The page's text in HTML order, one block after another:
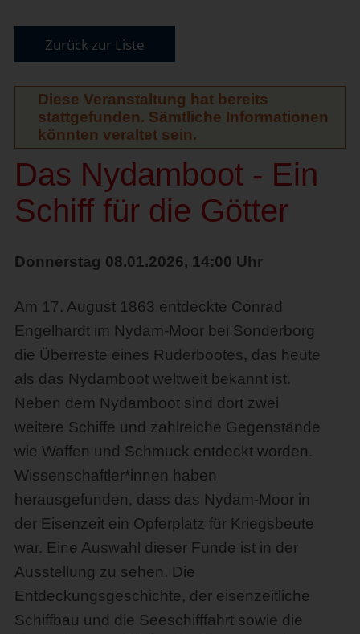
Zurück zur Liste
Diese Veranstaltung hat bereits
stattgefunden. Sämtliche Informationen
könnten veraltet sein.
Das Nydamboot - Ein
Schiff für die Götter
Donnerstag 08.01.2026, 14:00 Uhr
Am 17. August 1863 entdeckte Conrad
Engelhardt im Nydam-Moor bei Sonderborg
die Überreste eines Ruderbootes, das heute
als das Nydamboot weltweit bekannt ist.
Neben dem Nydamboot sind dort zwei
weitere Schiffe und zahlreiche Gegenstände
wie Waffen und Schmuck entdeckt worden.
Wissenschaftler*innen haben
herausgefunden, dass das Nydam-Moor in
der Eisenzeit ein Opferplatz für Kriegsbeute
war. Eine Auswahl dieser Funde ist in der
Ausstellung zu sehen. Die
Entdeckungsgeschichte, der eisenzeitliche
Schiffbau und die Seeschifffahrt sowie die